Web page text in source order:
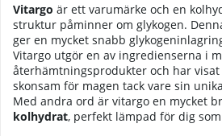
Vitargo är ett varumärke och en
struktur påminner om glykogen.
ger en mycket snabb
Vitargo utgör en av ingredienserna i
återhämtningsprodukter och har
skonsam för magen tack vare sin
Med andra ord är vitargo en mycket
kolhydrat, perfekt lämpad för dig